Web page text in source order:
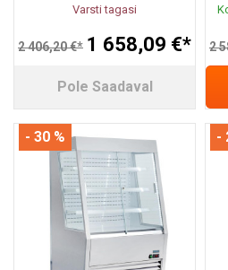
Varsti tagasi
2 406,20 €* 1 658,09 €*
Pole Saadaval
2
- 30 % -